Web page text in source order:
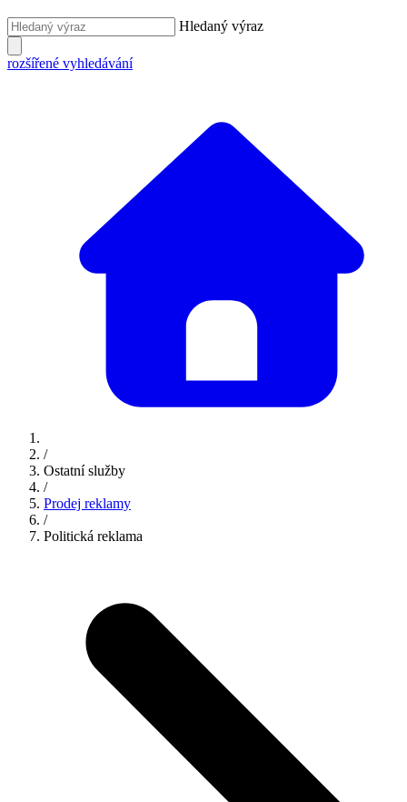
Hledaný výraz
rozšířené vyhledávání
/
Ostatní služby
/
Prodej reklamy
/
Politická reklama